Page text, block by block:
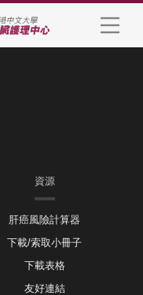
資源
肝癌風險計算器
下載/索取小冊子
下載表格
友好連結